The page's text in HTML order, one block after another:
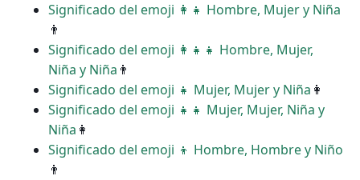
Significado del emoji ‍👩‍👧 Hombre, Mujer y Niña
👨
Significado del emoji ‍👩‍👧‍👧 Hombre, Mujer,
Niña y Niña 👨
Significado del emoji ‍‍👧 Mujer, Mujer y Niña 👩
Significado del emoji ‍‍👧‍👧 Mujer, Mujer, Niña y
Niña 👩
Significado del emoji ‍‍👦 Hombre, Hombre y Niño
👨